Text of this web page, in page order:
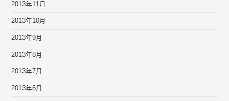
2013年11月
2013年10月
2013年9月
2013年8月
2013年7月
2013年6月